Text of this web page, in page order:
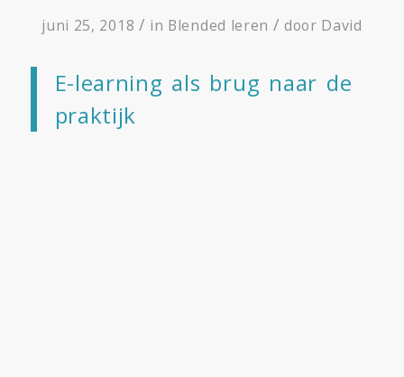
juni 25, 2018 / in Blended leren / door David
E-learning als brug naar de
praktijk